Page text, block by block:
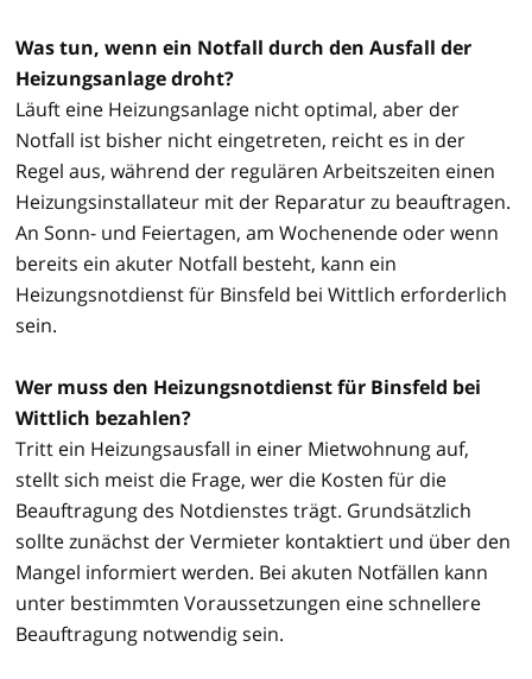
Was tun, wenn ein Notfall durch den Ausfall der
Heizungsanlage droht?
Läuft eine Heizungsanlage nicht optimal, aber der
Notfall ist bisher nicht eingetreten, reicht es in der
Regel aus, während der regulären Arbeitszeiten einen
Heizungsinstallateur mit der Reparatur zu beauftragen.
An Sonn- und Feiertagen, am Wochenende oder wenn
bereits ein akuter Notfall besteht, kann ein
Heizungsnotdienst für Binsfeld bei Wittlich erforderlich
sein.
Wer muss den Heizungsnotdienst für Binsfeld bei
Wittlich bezahlen?
Tritt ein Heizungsausfall in einer Mietwohnung auf,
stellt sich meist die Frage, wer die Kosten für die
Beauftragung des Notdienstes trägt. Grundsätzlich
sollte zunächst der Vermieter kontaktiert und über den
Mangel informiert werden. Bei akuten Notfällen kann
unter bestimmten Voraussetzungen eine schnellere
Beauftragung notwendig sein.